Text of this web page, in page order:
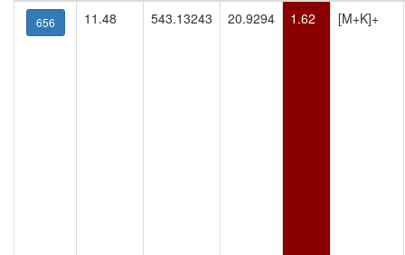
656 11.48 543.13243 20.9294 1.62 [M+K]+